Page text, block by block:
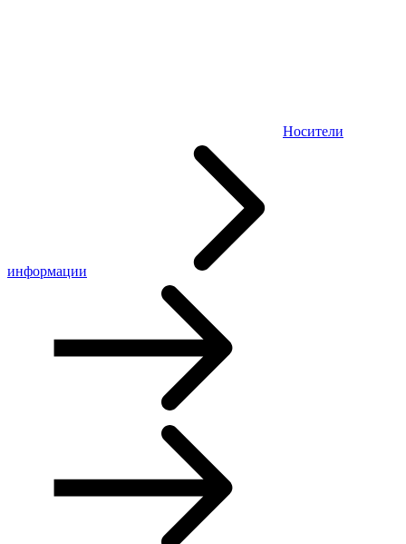
Носители
информации